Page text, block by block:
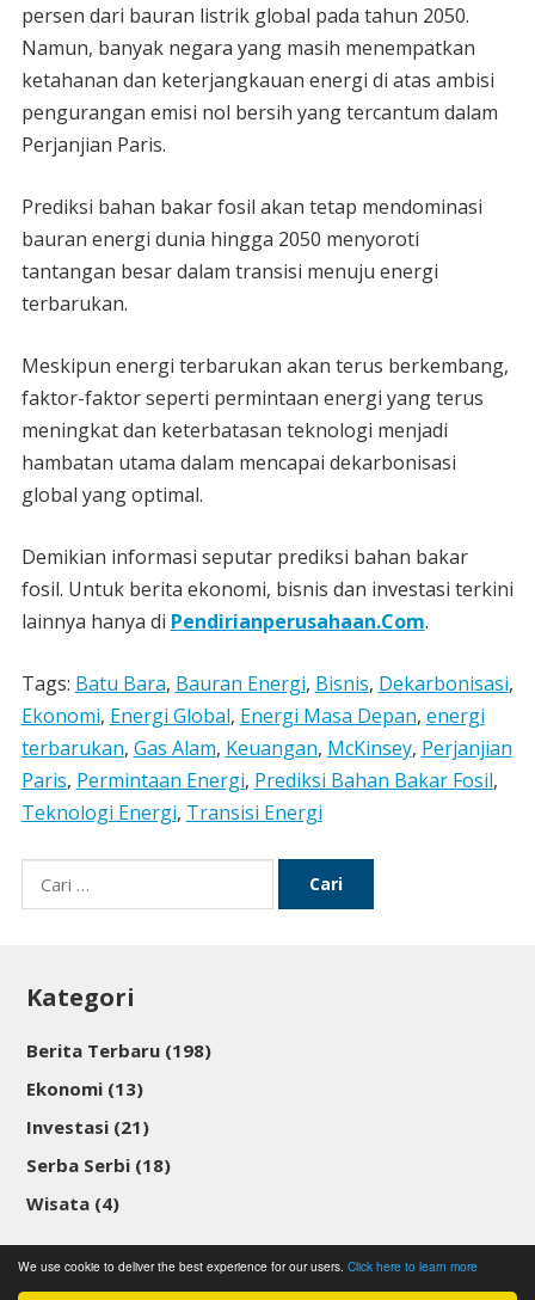
We use cookie to deliver the best experience for our users. Click here to learn more
persen dari bauran listrik global pada tahun 2050.
Namun, banyak negara yang masih menempatkan
ketahanan dan keterjangkauan energi di atas ambisi
pengurangan emisi nol bersih yang tercantum dalam
Perjanjian Paris.
Prediksi bahan bakar fosil akan tetap mendominasi
bauran energi dunia hingga 2050 menyoroti
tantangan besar dalam transisi menuju energi
terbarukan.
Meskipun energi terbarukan akan terus berkembang,
faktor-faktor seperti permintaan energi yang terus
meningkat dan keterbatasan teknologi menjadi
hambatan utama dalam mencapai dekarbonisasi
global yang optimal.
Demikian informasi seputar prediksi bahan bakar
fosil. Untuk berita ekonomi, bisnis dan investasi terkini
lainnya hanya di Pendirianperusahaan.Com.
Tags: Batu Bara, Bauran Energi, Bisnis, Dekarbonisasi,
Ekonomi, Energi Global, Energi Masa Depan, energi
terbarukan, Gas Alam, Keuangan, McKinsey, Perjanjian
Paris, Permintaan Energi, Prediksi Bahan Bakar Fosil,
Teknologi Energi, Transisi Energi
Cari
untuk:
Kategori
Berita Terbaru (198)
Ekonomi (13)
Investasi (21)
Serba Serbi (18)
Wisata (4)
Pendirian Perusahaan